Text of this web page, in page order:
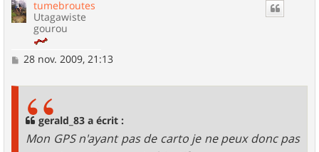
tumebroutes
Utagawiste
gourou
M
28 nov. 2009, 21:13
gerald_83 a écrit :
Mon GPS n'ayant pas de carto je ne peux donc pas